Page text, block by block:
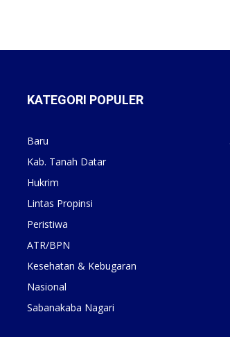
KATEGORI POPULER
Baru
Kab. Tanah Datar
Hukrim
Lintas Propinsi
Peristiwa
ATR/BPN
Kesehatan & Kebugaran
Nasional
Sabanakaba Nagari